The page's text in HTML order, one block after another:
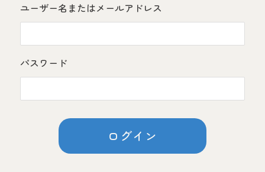
標準大
ホーム
とよた光の里について
障害者支援施設光の家
サービス案内 施設のご案内
お申込みからご利用までの流れ
ユーザー名またはメールアドレス
パスワード